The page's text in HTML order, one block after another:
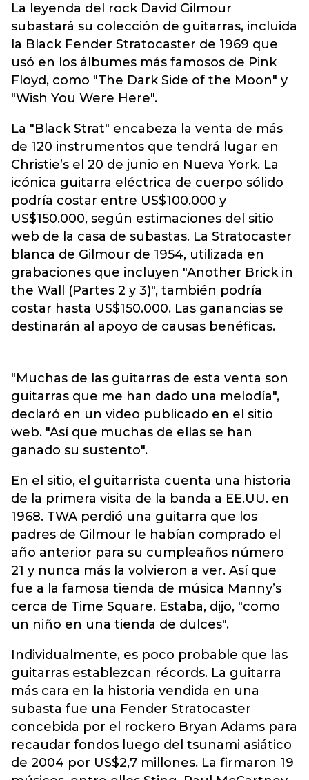
La leyenda del rock David Gilmour
subastará su colección de guitarras, incluida
la Black Fender Stratocaster de 1969 que
usó en los álbumes más famosos de Pink
Floyd, como "The Dark Side of the Moon" y
"Wish You Were Here".
La "Black Strat" encabeza la venta de más
de 120 instrumentos que tendrá lugar en
Christie’s el 20 de junio en Nueva York. La
icónica guitarra eléctrica de cuerpo sólido
podría costar entre US$100.000 y
US$150.000, según estimaciones del sitio
web de la casa de subastas. La Stratocaster
blanca de Gilmour de 1954, utilizada en
grabaciones que incluyen "Another Brick in
the Wall (Partes 2 y 3)", también podría
costar hasta US$150.000. Las ganancias se
destinarán al apoyo de causas benéficas.
"Muchas de las guitarras de esta venta son
guitarras que me han dado una melodía",
declaró en un video publicado en el sitio
web. "Así que muchas de ellas se han
ganado su sustento".
En el sitio, el guitarrista cuenta una historia
de la primera visita de la banda a EE.UU. en
1968. TWA perdió una guitarra que los
padres de Gilmour le habían comprado el
año anterior para su cumpleaños número
21 y nunca más la volvieron a ver. Así que
fue a la famosa tienda de música Manny’s
cerca de Time Square. Estaba, dijo, "como
un niño en una tienda de dulces".
Individualmente, es poco probable que las
guitarras establezcan récords. La guitarra
más cara en la historia vendida en una
subasta fue una Fender Stratocaster
concebida por el rockero Bryan Adams para
recaudar fondos luego del tsunami asiático
de 2004 por US$2,7 millones. La firmaron 19